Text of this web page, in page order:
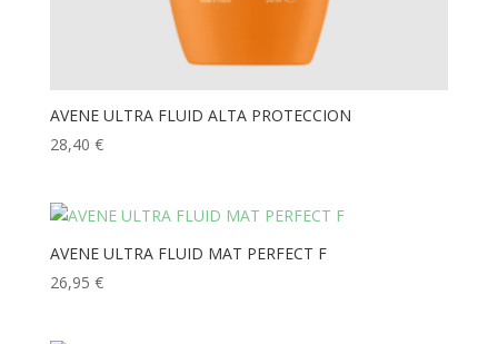
AVENE ULTRA FLUID ALTA PROTECCION
28,40 €
AVENE ULTRA FLUID MAT PERFECT F
26,95 €